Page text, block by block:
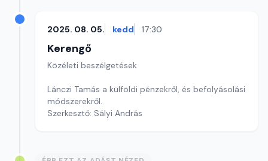
2025. 08. 05. kedd 17:30
Kerengő
Közéleti beszélgetések
Lánczi Tamás a külföldi pénzekről, és befolyásolási
módszerekről.
Szerkesztő: Sályi András